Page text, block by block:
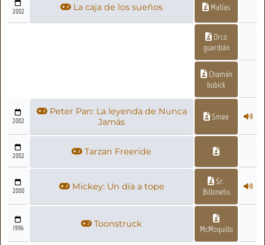
2002 La caja de los sueños Matías
Orco
guardián
Chamán
bubick
2002
Peter Pan: La leyenda de Nunca
Jamás
Smee
2002 Tarzan Freeride
2000 Mickey: Un día a tope
Sr.
Billonetis
1996 Toonstruck McMoquillo